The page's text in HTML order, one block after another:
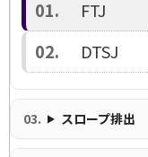
FTJ
DTSJ
スロープ排出